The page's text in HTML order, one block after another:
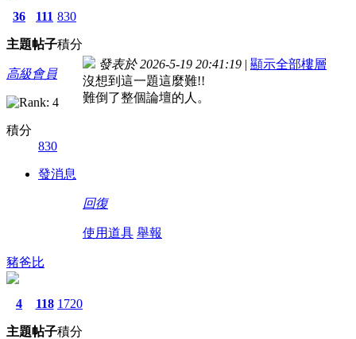
36
主題
111
帖子
830
積分
高級會員
積分
830
發消息
發表於 2026-5-19 20:41:19 | 顯示全部樓層
沒想到這一題這麼難!!
難倒了整個論壇的人。
回復
使用道具 舉報
豬爸比
4
主題
118
帖子
1720
積分